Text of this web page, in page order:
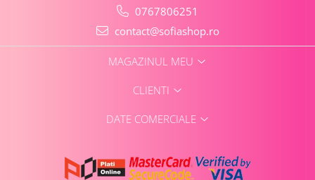
0767806251
contact@sofiashop.ro
MAGAZINUL MEU
CLIENTI
DATE COMERCIALE